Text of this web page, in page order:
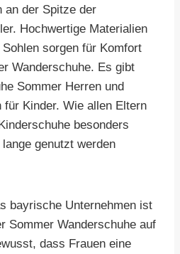
an der Spitze der
Hochwertige Materialien
sorgen für Komfort
Wanderschuhe. Es gibt
Sommer Herren und
für Kinder. Wie allen Eltern
besonders
genutzt werden
bayrische Unternehmen ist
Sommer Wanderschuhe auf
dass Frauen eine